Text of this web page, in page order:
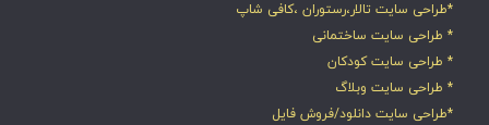
*طراحی سایت تالار،رستوران ،کافی شاپ
* طراحی سایت ساختمانی
* طراحی سایت کودکان
* طراحی سایت وبلاگ
*طراحی سایت دانلود/فروش فایل